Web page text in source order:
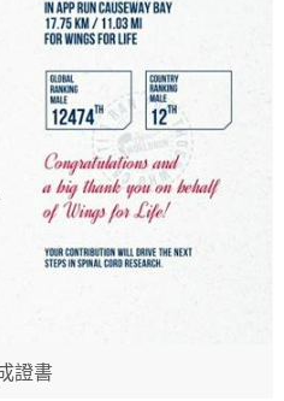
證書